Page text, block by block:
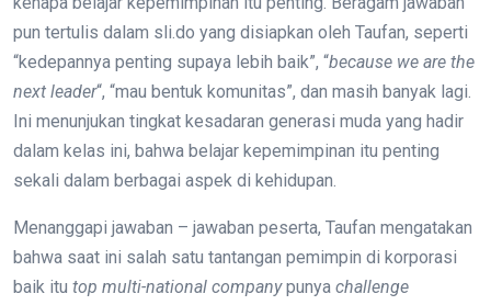
pun tertulis dalam sli.do yang disiapkan oleh Taufan, seperti
“kedepannya penting supaya lebih baik”, “because we are the
next leader“, “mau bentuk komunitas”, dan masih banyak lagi.
Ini menunjukan tingkat kesadaran generasi muda yang hadir
dalam kelas ini, bahwa belajar kepemimpinan itu penting
sekali dalam berbagai aspek di kehidupan.
Menanggapi jawaban – jawaban peserta, Taufan mengatakan
bahwa saat ini salah satu tantangan pemimpin di korporasi
baik itu top multi-national companypunya challenge